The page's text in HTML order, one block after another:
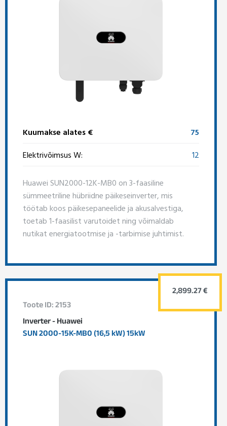
Kuumakse alates €
75
Elektrivõimsus W:
12
Huawei SUN2000-12K-MB0 on 3-faasiline
sümmeetriline hübriidne päikeseinverter, mis
töötab koos päikesepaneelide ja akusalvestiga,
toetab 1-faasilist varutoidet ning võimaldab
nutikat energiatootmise ja -tarbimise juhtimist.
Toote ID: 2153
Inverter - Huawei
SUN 2000-15K-MB0 (16,5 kW) 15kW
2,899.27 €